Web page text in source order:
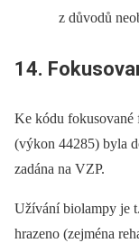
z důvodů
14.
Ke kódu fokusované
(výkon 44285) byla
zadána na VZP.
Užívání biolampy je
hrazeno (zejména